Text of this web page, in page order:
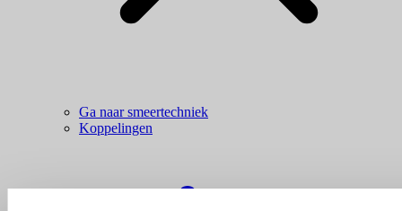
Ga naar smeertechniek
Koppelingen